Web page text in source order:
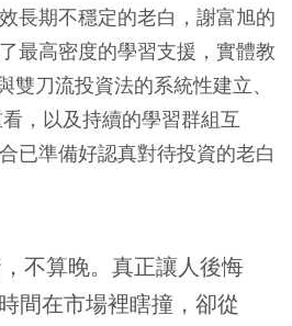
長期不穩定的老白，謝富旭的
最高密度的學習支援，實體教
雙刀流投資法的系統性建立、
，以及持續的學習群組互
已準備好認真對待投資的老白
，不算晚。真正讓人後悔
間在市場裡瞎撞，卻從